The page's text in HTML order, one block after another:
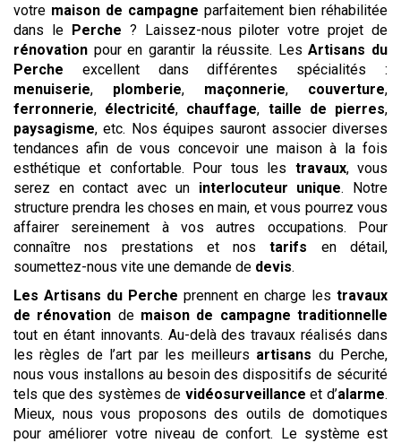
votre maison de campagne parfaitement bien réhabilitée
dans le Perche ? Laissez-nous piloter votre projet de
rénovation pour en garantir la réussite. LesArtisans du
Perche excellent dans différentes spécialités :
menuiserie, plomberie, maçonnerie, couverture,
ferronnerie, électricité, chauffage, taille de pierres,
paysagisme, etc. Nos équipes sauront associer diverses
tendances afin de vous concevoir une maison à la fois
esthétique et confortable. Pour tous les travaux, vous
serez en contact avec un interlocuteur unique. Notre
structure prendra les choses en main, et vous pourrez vous
affairer sereinement à vos autres occupations. Pour
connaître nos prestations et nostarifs en détail,
soumettez-nous vite une demande de devis.
Les Artisans du Perche prennent en charge les travaux
de rénovation de maison de campagne traditionnelle
tout en étant innovants. Au-delà des travaux réalisés dans
les règles de l’art par les meilleurs artisans du Perche,
nous vous installons au besoin des dispositifs de sécurité
tels que des systèmes de vidéosurveillance et d’alarme.
Mieux, nous vous proposons des outils de domotiques
pour améliorer votre niveau de confort. Le système est